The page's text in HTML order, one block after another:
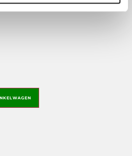
of the rendered drawing to the order.